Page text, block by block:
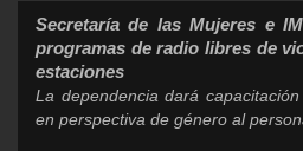
Secretaría de las Mujeres e
programas de radio libres de
estaciones
La dependencia dará
en perspectiva de género al